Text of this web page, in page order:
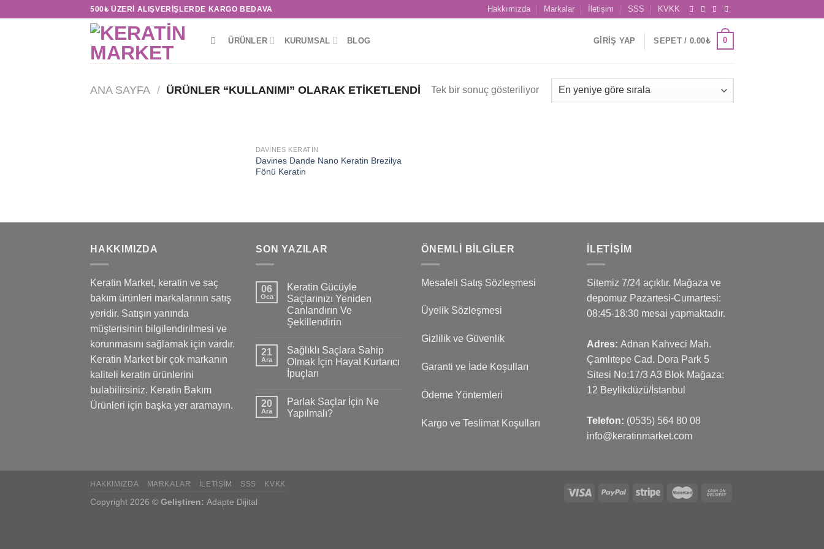
500₺ ÜZERI ALIŞVERIŞLERDE KARGO BEDAVA Hakkımızda Markalar İletişim SSS KVKK
ÜRÜNLER KURUMSAL BLOG GIRIŞ YAP SEPET / 0.00₺ 0
ANA SAYFA / ÜRÜNLER “KULLANIMI” OLARAK ETIKETLENDI Tek bir sonuç gösteriliyor
Add to
wishlist
DAVINES KERATIN
Davines Dande Nano Keratin Brezilya
Fönü Keratin
HAKKIMIZDA
Keratin Market, keratin ve saç
bakım ürünleri markalarının satış
yeridir. Satışın yanında
müşterisinin bilgilendirilmesi ve
korunmasını sağlamak için vardır.
Keratin Market bir çok markanın
kaliteli keratin ürünlerini
bulabilirsiniz. Keratin Bakım
Ürünleri için başka yer aramayın.
SON YAZILAR
06
Oca
Keratin Gücüyle
Saçlarınızı Yeniden
Canlandırın Ve
Şekillendirin
21
Ara
Sağlıklı Saçlara Sahip
Olmak İçin Hayat Kurtarıcı
İpuçları
20
Ara
Parlak Saçlar İçin Ne
Yapılmalı?
ÖNEMLI BILGILER
Mesafeli Satış Sözleşmesi
Üyelik Sözleşmesi
Gizlilik ve Güvenlik
Garanti ve İade Koşulları
Ödeme Yöntemleri
Kargo ve Teslimat Koşulları
İLETIŞIM
Sitemiz 7/24 açıktır. Mağaza ve
depomuz Pazartesi-Cumartesi:
08:45-18:30 mesai yapmaktadır.
Adres: Adnan Kahveci Mah.
Çamlıtepe Cad. Dora Park 5
Sitesi No:17/3 A3 Blok Mağaza:
12 Beylikdüzü/İstanbul
Telefon: (0535) 564 80 08
info@keratinmarket.com
HAKKIMIZDA MARKALAR İLETIŞIM SSS KVKK
Copyright 2026 © Geliştiren: Adapte Dijital